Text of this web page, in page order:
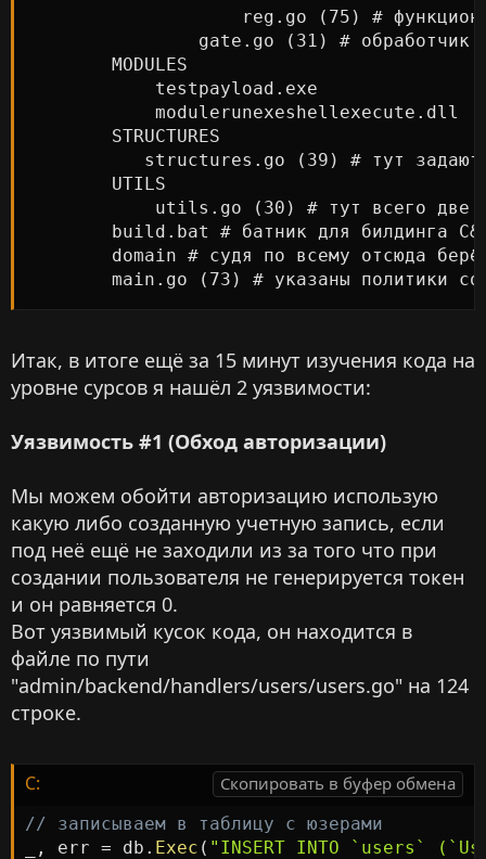
reg.go (75) #
gate.go (31) # обработчик
        MODULES
            testpayload.exe
            modulerunexeshellexecute.dll
        STRUCTURES
structures.go (39) # тут
        UTILS
utils.go (30) # тут всего две
build.bat # батник для билдинга
domain # судя по всему отсюда
main.go (73) # указаны политики
Итак, в итоге ещё за 15 минут изучения кода на
уровне сурсов я нашёл 2 уязвимости:
Уязвимость #1 (Обход авторизации)
Мы можем обойти авторизацию использую
какую либо созданную учетную запись, если
под неё ещё не заходили из за того что при
создании пользователя не генерируется токен
и он равняется 0.
Вот уязвимый кусок кода, он находится в
файле по пути
"admin/backend/handlers/users/users.go" на 124
строке.
C: Скопировать в буфер обмена
// записываем в таблицу с юзерами
, err = db . Exec ( "INSERT INTO `users`